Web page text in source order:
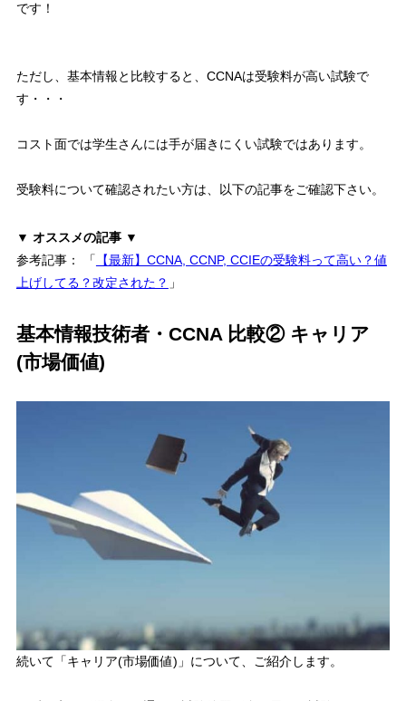
です！
ただし、基本情報と比較すると、 CCNAは受験料が高い試験で
す・・・
コスト面では学生さんには手が届きにくい試験ではあります。
受験料について確認されたい方は、以下の記事をご確認下さい。
▼ オススメの記事 ▼
参考記事： 「
【最新】CCNA, CCNP, CCIEの受験料って高い？値
上げしてる？改定された？ 」
基本情報技術者・CCNA 比較② キャリア
(市場価値)
続いて「キャリア(市場価値) 」について、ご紹介します。